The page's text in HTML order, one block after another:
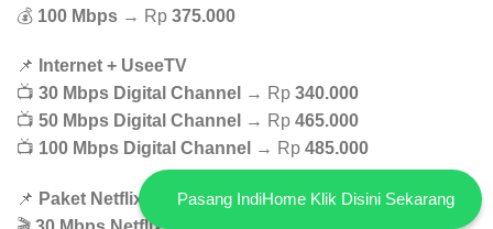
💰 100 Mbps → Rp 375.000
📌
Internet + UseeTV
📺 30 Mbps Digital Channel → Rp 340.000
📺 50 Mbps Digital Channel → Rp 465.000
📺 100 Mbps Digital Channel → Rp 485.000
📌 Paket Netflix & Disney+ HotstarPasang IndiHome Klik Disini Sekarang